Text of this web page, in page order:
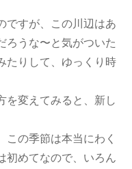
ですが、この川辺はあ
ろうな〜と気がついた
たりして、ゆっくり時
を変えてみると、新し
この季節は本当にわく
初めてなので、いろん